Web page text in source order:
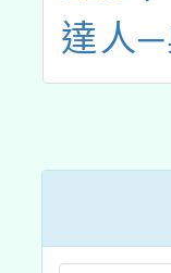
達人─
GO！
賽活
法及